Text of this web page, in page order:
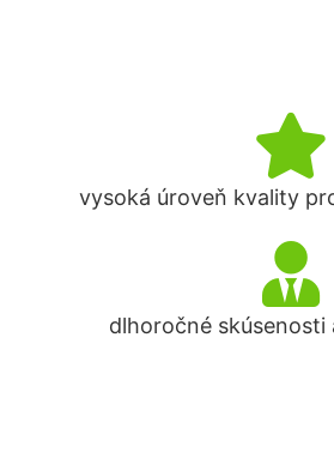
vysoká úroveň kvality
dlhoročné skúsenosti